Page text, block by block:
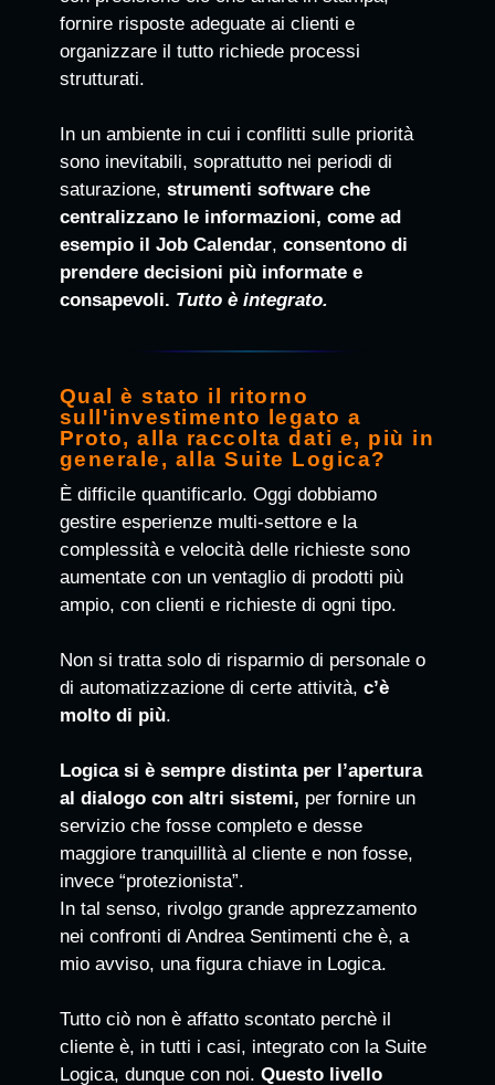
fornire risposte adeguate ai clienti e
organizzare il tutto richiede processi
strutturati.
In un ambiente in cui i conflitti sulle priorità
sono inevitabili, soprattutto nei periodi di
saturazione, strumenti software che
centralizzano le informazioni, come ad
esempio il Job Calendar, consentono di
prendere decisioni più informate e
consapevoli. Tutto è integrato.
Qual è stato il ritorno
sull'investimento legato a
Proto, alla raccolta dati e, più in
generale, alla Suite Logica?
È difficile quantificarlo. Oggi dobbiamo
gestire esperienze multi-settore e la
complessità e velocità delle richieste sono
aumentate con un ventaglio di prodotti più
ampio, con clienti e richieste di ogni tipo.
Non si tratta solo di risparmio di personale o
di automatizzazione di certe attività, c’è
molto di più.
Logica si è sempre distinta per l’apertura
al dialogo con altri sistemi, per fornire un
servizio che fosse completo e desse
maggiore tranquillità al cliente e non fosse,
invece “protezionista”.
In tal senso, rivolgo grande apprezzamento
nei confronti di Andrea Sentimenti che è, a
mio avviso, una figura chiave in Logica.
Tutto ciò non è affatto scontato perchè il
cliente è, in tutti i casi, integrato con la Suite
Logica, dunque con noi. Questo livello